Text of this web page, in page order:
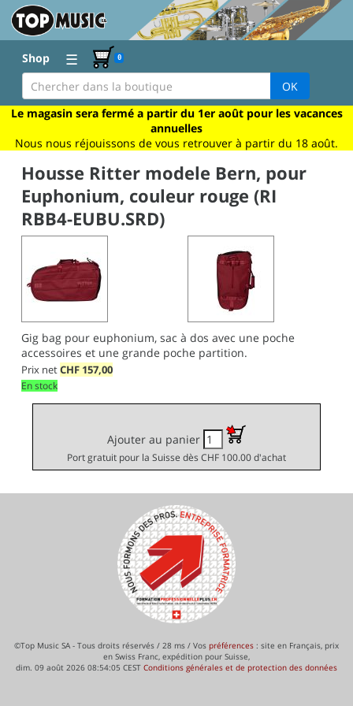
Shop ☰ 0
OK
Le magasin sera fermé a partir du 1er août pour les vacances
annuelles
Nous nous réjouissons de vous retrouver à partir du 18 août.
Housse Ritter modele Bern, pour
Euphonium, couleur rouge (RI
RBB4-EUBU.SRD)
Gig bag pour euphonium, sac à dos avec une poche
accessoires et une grande poche partition.
Prix netCHF 157,00
En stock
Ajouter au panier
Port gratuit pour la Suisse dès CHF 100.00 d'achat
©Top Music SA - Tous droits réservés / 28 ms / Vos préférences : site en Français, prix
en Swiss Franc, expédition pour Suisse,
dim. 09 août 2026 08:54:05 CEST Conditions générales et de protection des données